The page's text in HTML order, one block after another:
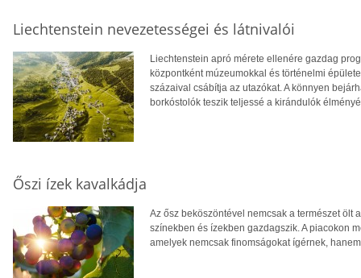
Liechtenstein nevezetességei és látnivalói
Liechtenstein apró mérete ellenére gazdag
központként múzeumokkal és történelmi
százaival csábítja az utazókat. A könnyen
borkóstolók teszik teljessé a kirándulók
Őszi ízek kavalkádja
Az ősz beköszöntével nemcsak a természet ölt
színekben és ízekben gazdagszik. A piacokon
amelyek nemcsak finomságokat ígérnek,